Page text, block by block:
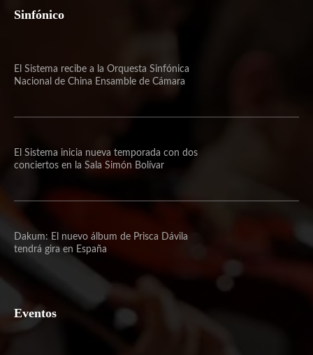
Sinfónico
El Sistema recibe a la Orquesta Sinfónica
Nacional de China Ensamble de Cámara
El Sistema inicia nueva temporada con dos
conciertos en la Sala Simón Bolívar
Dakum: El nuevo álbum de Prisca Dávila
tendrá gira en España
Eventos